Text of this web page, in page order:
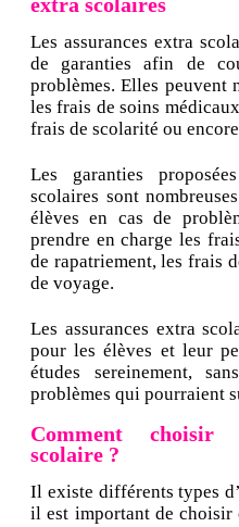
extra scolaires
Les assurances extra
de garanties afin de
problèmes. Elles peuvent
les frais de soins
frais de scolarité ou
Les garanties
scolaires sont
élèves en cas de
prendre en charge les
de rapatriement, les frais
de voyage.
Les assurances extra
pour les élèves et leur
études sereinement,
problèmes qui pourraient
Comment choisir
scolaire ?
Il existe différents types
il est important de